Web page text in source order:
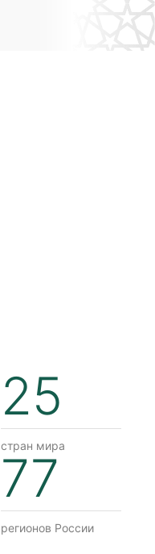
25
стран мира
77
регионов России